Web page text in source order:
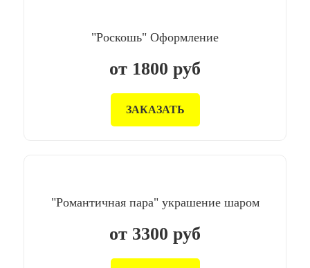
"Роскошь" Оформление
от 1800 руб
ЗАКАЗАТЬ
"Романтичная пара" украшение шаром
от 3300 руб